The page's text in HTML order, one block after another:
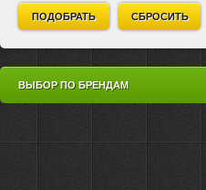
ПОДОБРАТЬ СБРОСИТЬ
ВЫБОР ПО БРЕНДАМ